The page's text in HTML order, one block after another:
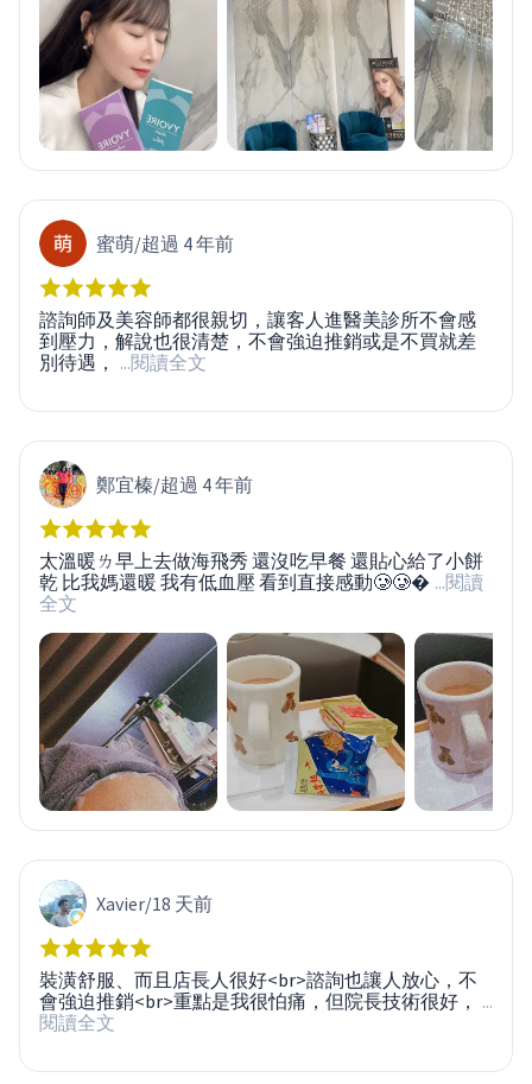
蜜萌/超過 4 年前
諮詢師及美容師都很親切，讓客人進醫美診所不會感
到壓力，解說也很清楚，不會強迫推銷或是不買就差
別待遇， ...閱讀全文
鄭宜榛/超過 4 年前
太溫暖ㄌ早上去做海飛秀 還沒吃早餐 還貼心給了小餅
乾 比我媽還暖 我有低血壓 看到直接感動🥲🥲 ...閱讀
全文
Xavier/18 天前
裝潢舒服、而且店長人很好<br>諮詢也讓人放心，不
會強迫推銷<br>重點是我很怕痛，但院長技術很好， ...
閱讀全文